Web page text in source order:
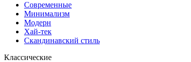
Современные
Минимализм
Модерн
Хай-тек
Скандинавский стиль
Классические